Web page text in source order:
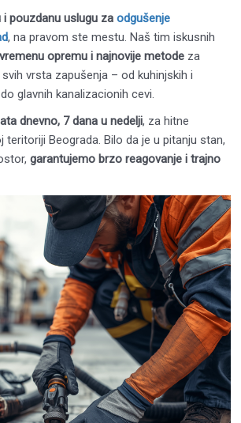
i pouzdanu uslugu zaodgušenje
, na pravom ste mestu. Naš tim iskusnih
opremu i najnovije metode za
vrsta zapušenja – od kuhinjskih i
glavnih kanalizacionih cevi.
dnevno, 7 dana u nedelji, za hitne
teritoriji Beograda. Bilo da je u pitanju stan,
garantujemo brzo reagovanje i trajno